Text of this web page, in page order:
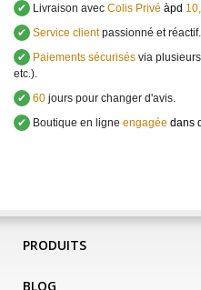
✔
Livraison avec Colis Privé àpd
✔ Service clientpassionné et réactif.
✔
Paiements sécurisés via
etc.).
✔ 60 jours pour changer d'avis.
✔
Boutique en ligne engagée dans
PRODUITS
BLOG